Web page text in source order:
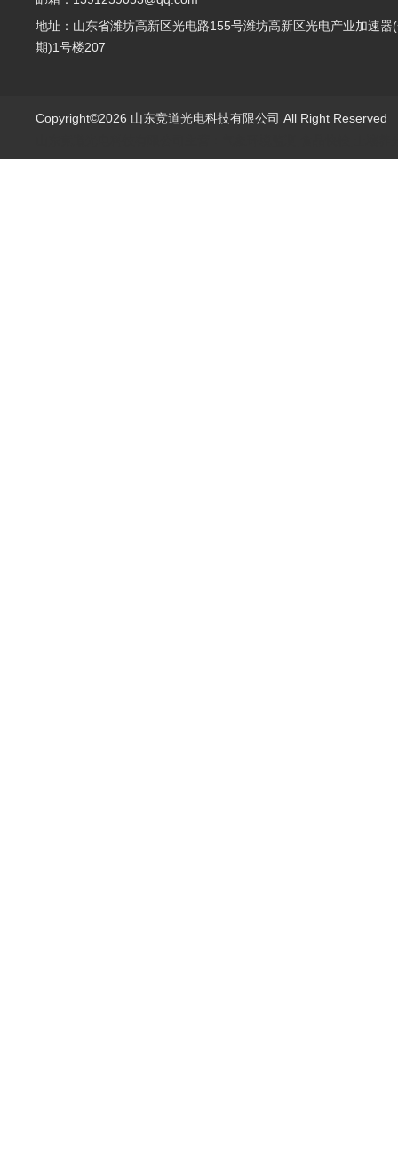
地址：山东省潍坊高新区光电路155号潍坊高新区光电产业加速器
期)1号楼207
Copyright©2026 山东竞道光电科技有限公司 All Right